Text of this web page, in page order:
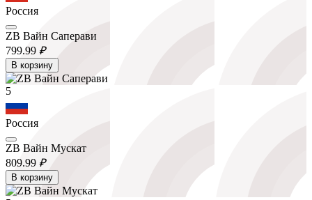
Россия
ZB Вайн Саперави
799.99 ₽
В корзину
5
Россия
ZB Вайн Мускат
809.99 ₽
В корзину